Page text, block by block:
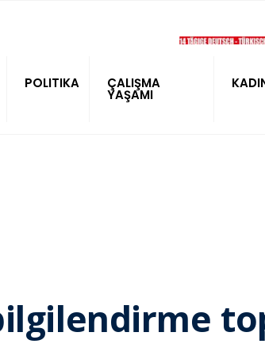
POLITIKA ÇALIŞMA
YAŞAMI